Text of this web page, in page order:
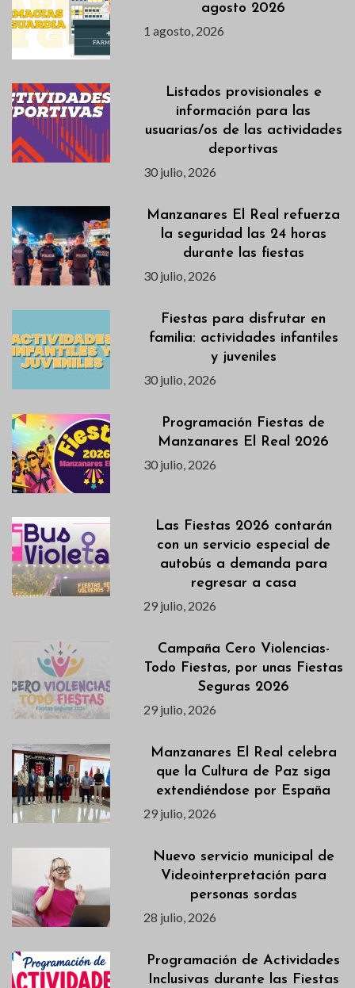
agosto 2026
1 agosto, 2026
Listados provisionales e
información para las
usuarias/os de las actividades
deportivas
30 julio, 2026
Manzanares El Real refuerza
la seguridad las 24 horas
durante las fiestas
30 julio, 2026
Fiestas para disfrutar en
familia: actividades infantiles
y juveniles
30 julio, 2026
Programación Fiestas de
Manzanares El Real 2026
30 julio, 2026
Las Fiestas 2026 contarán
con un servicio especial de
autobús a demanda para
regresar a casa
29 julio, 2026
Campaña Cero Violencias-
Todo Fiestas, por unas Fiestas
Seguras 2026
29 julio, 2026
Manzanares El Real celebra
que la Cultura de Paz siga
extendiéndose por España
29 julio, 2026
Nuevo servicio municipal de
Videointerpretación para
personas sordas
28 julio, 2026
Programación de Actividades
Inclusivas durante las Fiestas